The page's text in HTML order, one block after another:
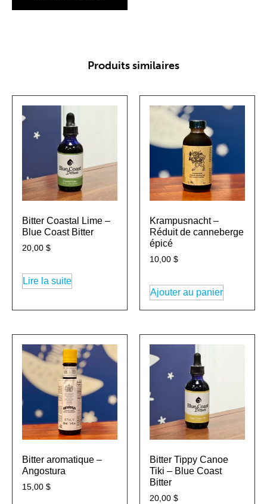
Produits similaires
Bitter Coastal Lime –
Blue Coast Bitter
20,00 $
Lire la suite
Krampusnacht –
Réduit de canneberge
épicé
10,00 $
Ajouter au panier
Bitter aromatique –
Angostura
15,00 $
Bitter Tippy Canoe
Tiki – Blue Coast
Bitter
20,00 $